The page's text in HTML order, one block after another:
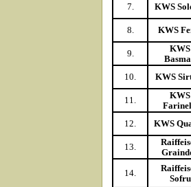
7.
KWS
8.
KWS
9.
KWS
10.
KWS
11.
KWS
12.
KWS
13.
14.
Sofru